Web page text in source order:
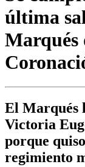
última
Marqués
El Marqués
Victoria
porque
regimiento